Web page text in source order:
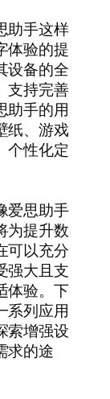
助手这样
体验的提
设备的全
支持完善
助手的用
纸、游戏
个性化定
爱思助手
为提升数
可以充分
强大且支
体验。下
系列应用
索增强设
求的途